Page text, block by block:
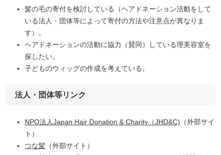
髪の毛の寄付を検討している（ヘアドネーション活動をして
いる法人・団体等によって寄付の方法や注意点が異なりま
す）。
ヘアドネーションの活動に協力（賛同）している理美容室を
探したい。
子どものウィッグの作成を考えている。
法人・団体等リンク
NPO法人Japan Hair Donation & Charity（JHD&C) （外部サイ
ト）
つな髪 （外部サイト）​